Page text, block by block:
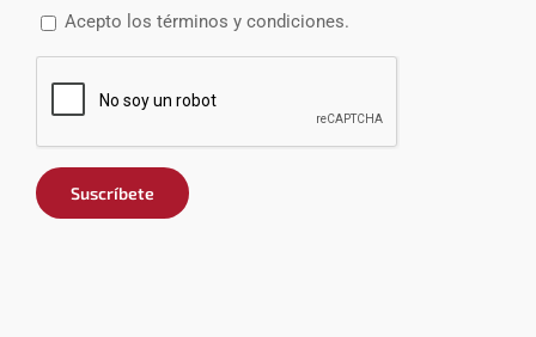
Acepto los términos y condiciones.